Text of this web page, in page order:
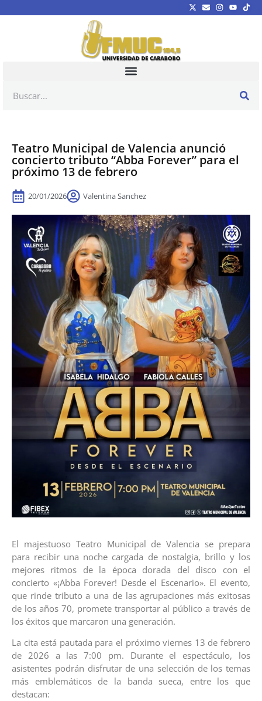
Teatro Municipal de Valencia anunció
concierto tributo “Abba Forever” para el
próximo 13 de febrero
20/01/2026 Valentina Sanchez
El majestuoso Teatro Municipal de Valencia se prepara
para recibir una noche cargada de nostalgia, brillo y los
mejores ritmos de la época dorada del disco con el
concierto «¡Abba Forever! Desde el Escenario». El evento,
que rinde tributo a una de las agrupaciones más exitosas
de los años 70, promete transportar al público a través de
los éxitos que marcaron una generación.
La cita está pautada para el próximo viernes 13 de febrero
de 2026 a las 7:00 pm. Durante el espectáculo, los
asistentes podrán disfrutar de una selección de los temas
más emblemáticos de la banda sueca, entre los que
destacan: